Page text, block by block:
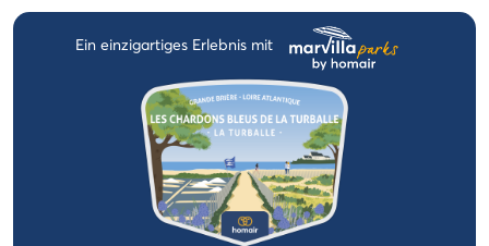
Ein einzigartiges Erlebnis mit